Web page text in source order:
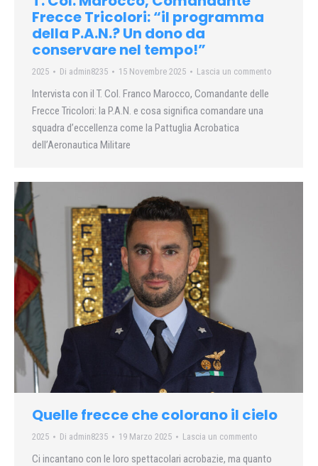
Frecce Tricolori: “il programma
della P.A.N.? Un dono da
conservare nel tempo!”
2025 Di admin8235 15 Novembre 2025 Lascia un commento
Intervista con il T. Col. Franco Marocco, Comandante delle
Frecce Tricolori: la P.A.N. e cosa significa comandare una
squadra d’eccellenza come la Pattuglia Acrobatica
dell’Aeronautica Militare
Quelle frecce che colorano il cielo
2025 Di admin8235 19 Marzo 2025 Lascia un commento
Ci incantano con le loro spettacolari acrobazie, ma quanto